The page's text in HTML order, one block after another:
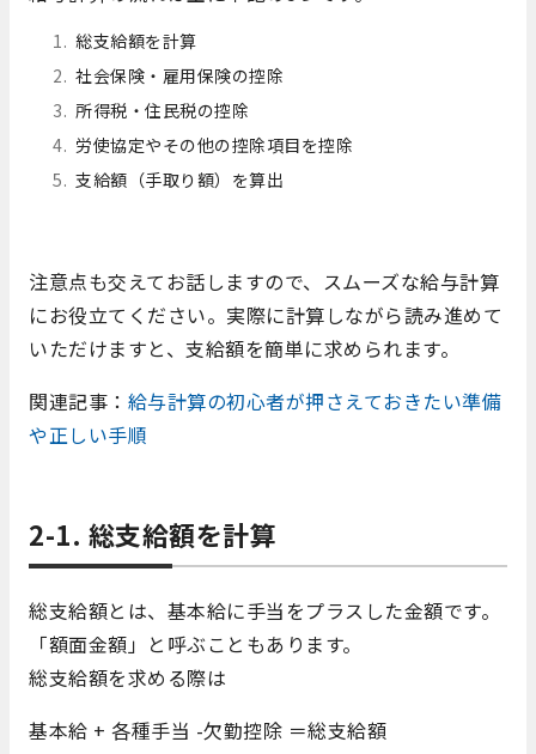
総支給額を計算
社会保険・雇用保険の控除
所得税・住民税の控除
労使協定やその他の控除項目を控除
支給額（手取り額）を算出
注意点も交えてお話しますので、スムーズな給与計算
にお役立てください。実際に計算しながら読み進めて
いただけますと、支給額を簡単に求められます。
関連記事： 給与計算の初心者が押さえておきたい準備
や正しい手順
2-1. 総支給額を計算
総支給額とは、基本給に手当をプラスした金額です。
「額面金額」と呼ぶこともあります。
総支給額を求める際は
基本給 + 各種手当 -欠勤控除 ＝総支給額